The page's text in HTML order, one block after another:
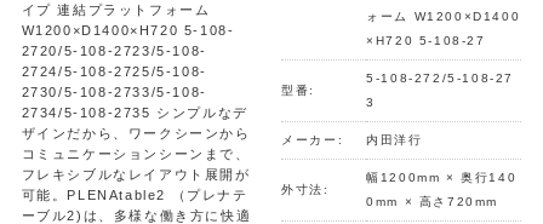
イプ 連結プラットフォーム
W1200×D1400×H720 5-108-
2720/5-108-2723/5-108-
2724/5-108-2725/5-108-
2730/5-108-2733/5-108-
2734/5-108-2735 シンプルなデ
ザインだから、ワークシーンから
コミュニケーションシーンまで、
フレキシブルなレイアウト展開が
可能。PLENAtable2 （プレナテ
ーブル2)は、多様な働き方に快適
ォーム W1200×D1400
×H720 5-108-27
型番:
5-108-272/5-108-27
3
メーカー: 内田洋行
外寸法:
幅1200mm × 奥行140
0mm × 高さ720mm